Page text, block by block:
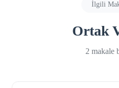
İlgili
Ortak
2 makale